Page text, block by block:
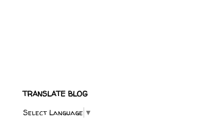
TRANSLATE BLOG
Select Language ▼